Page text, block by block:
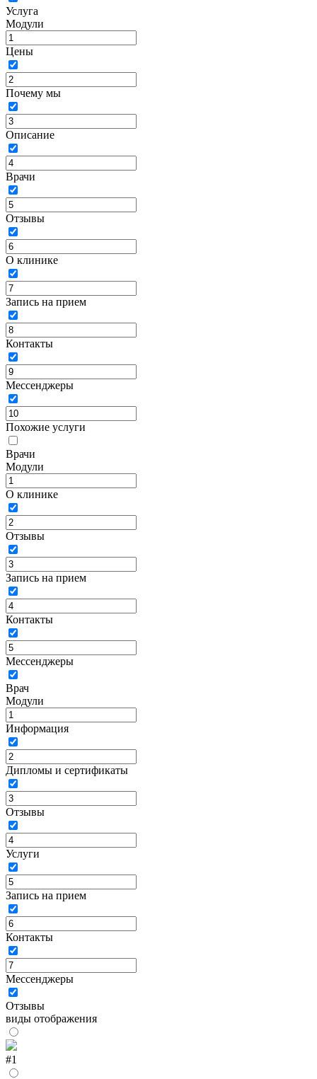
Услуга
Модули
Цены
Почему мы
Описание
Врачи
Отзывы
О клинике
Запись на прием
Контакты
Мессенджеры
Похожие услуги
Врачи
Модули
О клинике
Отзывы
Запись на прием
Контакты
Мессенджеры
Врач
Модули
Информация
Дипломы и сертификаты
Отзывы
Услуги
Запись на прием
Контакты
Мессенджеры
Отзывы
виды отображения
#1